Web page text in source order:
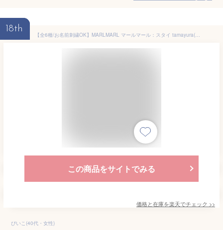
18th
【全6種/お名前刺繍OK】MARLMARL マールマール：スタイ tamayura(たまゆら)シリーズ［ラッピング.のし.メッセージ無料］日本製／スタイ／ビブ／よだれかけ／出産祝い／ベビー／女の子／男の子／専用ケース入り／ギフト／プレゼント／送料無料／名入れ【楽ギフ_名入れ】
この商品をサイトでみる
価格と在庫を楽天でチェック >>
ぴいこ(40代・女性)